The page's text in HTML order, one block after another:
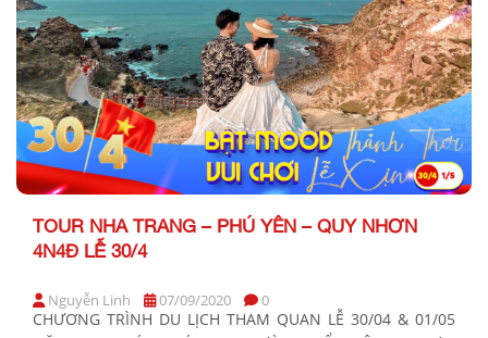
TOUR NHA TRANG – PHÚ YÊN – QUY NHƠN
4N4Đ LỄ 30/4
Nguyễn Linh 07/09/2020 0
CHƯƠNG TRÌNH DU LỊCH THAM QUAN LỄ 30/04 & 01/05